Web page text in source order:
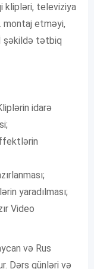
klipləri, televiziya
montaj etməyi,
şəkildə tətbiq
idarə
yaradılması;
Video
və Rus
Dərs günləri və